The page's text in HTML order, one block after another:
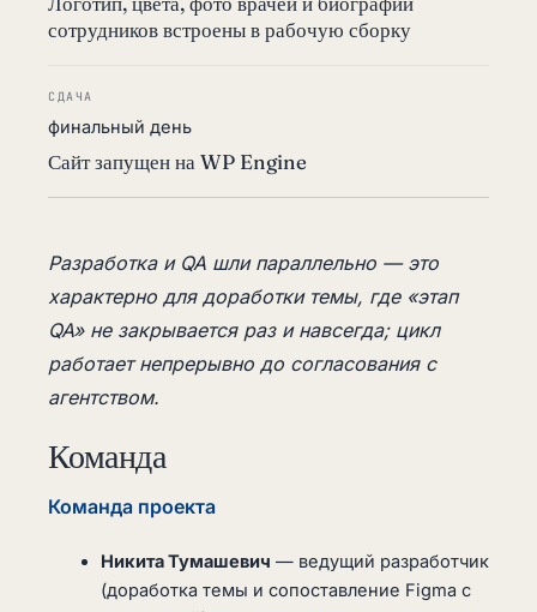
сотрудников встроены в рабочую сборку
СДАЧА
финальный день
Сайт запущен на WP Engine
Разработка и QA шли параллельно — это
характерно для доработки темы, где «этап
QA» не закрывается раз и навсегда; цикл
работает непрерывно до согласования с
агентством.
Команда
Команда проекта
Никита Тумашевич — ведущий разработчик
(доработка темы и сопоставление Figma с